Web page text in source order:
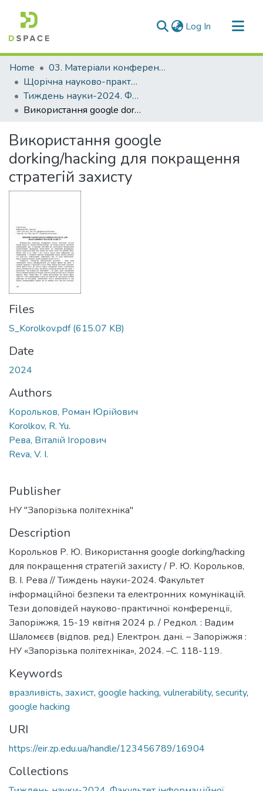
Log In (current)
Communities & Collections
All of DSpace
Statistics
Home
03. Матеріали конференцій та семінарів
Щорічна науково-практична конференція «Тиждень науки»
Тиждень науки-2024. Факультет інформаційної безпеки та електронних комунікацій
Використання google dorking/hacking для покращення стратегій захисту
Використання google
dorking/hacking для покращення
стратегій захисту
Files
S_Korolkov.pdf(615.07 KB)
Date
2024
Authors
Корольков, Роман Юрійович
Korolkov, R. Yu.
Рева, Віталій Ігорович
Reva, V. I.
Publisher
НУ "Запорізька політехніка"
Description
Корольков Р. Ю. Використання google dorking/hacking
для покращення стратегій захисту / Р. Ю. Корольков,
В. І. Рева // Тиждень науки-2024. Факультет
інформаційної безпеки та електронних комунікацій.
Тези доповідей науково-практичної конференції,
Запоріжжя, 15-19 квітня 2024 р. / Редкол. : Вадим
Шаломєєв (відпов. ред.) Електрон. дані. – Запоріжжя :
НУ «Запорізька політехніка», 2024. –С. 118-119.
Keywords
вразливість, захист, google hacking, vulnerability, security,
google hacking
URI
https://eir.zp.edu.ua/handle/123456789/16904
Collections